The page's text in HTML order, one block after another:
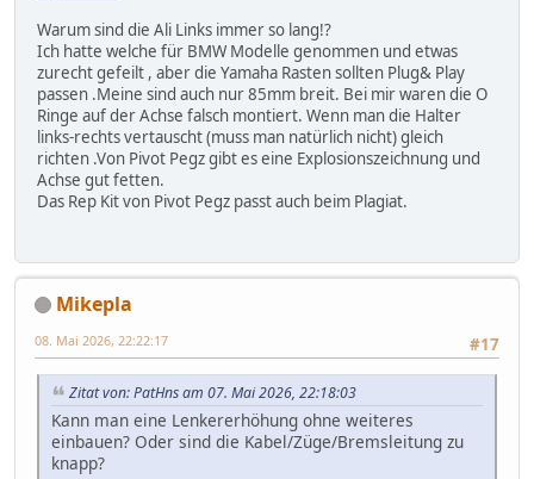
Warum sind die Ali Links immer so lang!?
Ich hatte welche für BMW Modelle genommen und etwas
zurecht gefeilt , aber die Yamaha Rasten sollten Plug& Play
passen .Meine sind auch nur 85mm breit. Bei mir waren die O
Ringe auf der Achse falsch montiert. Wenn man die Halter
links-rechts vertauscht (muss man natürlich nicht) gleich
richten .Von Pivot Pegz gibt es eine Explosionszeichnung und
Achse gut fetten.
Das Rep Kit von Pivot Pegz passt auch beim Plagiat.
Mikepla
#17
08. Mai 2026, 22:22:17
Zitat von: PatHns am 07. Mai 2026, 22:18:03
Kann man eine Lenkererhöhung ohne weiteres
einbauen? Oder sind die Kabel/Züge/Bremsleitung zu
knapp?